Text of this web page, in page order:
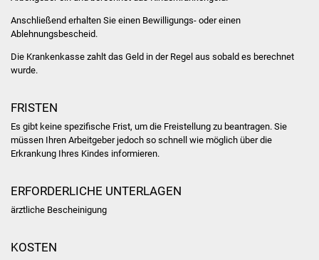
NETZMonitor
Hitzewarnung / UV-
ÖPNV
Anschließend erhalten Sie einen Bewilligungs- oder einen
Ablehnungsbescheid.
Die Krankenkasse zahlt das Geld in der Regel aus sobald es berechnet
wurde.
FRISTEN
Es gibt keine spezifische Frist, um die Freistellung zu beantragen. Sie
müssen Ihren Arbeitgeber jedoch so schnell wie möglich über die
Erkrankung Ihres Kindes informieren.
ERFORDERLICHE UNTERLAGEN
ärztliche Bescheinigung
KOSTEN